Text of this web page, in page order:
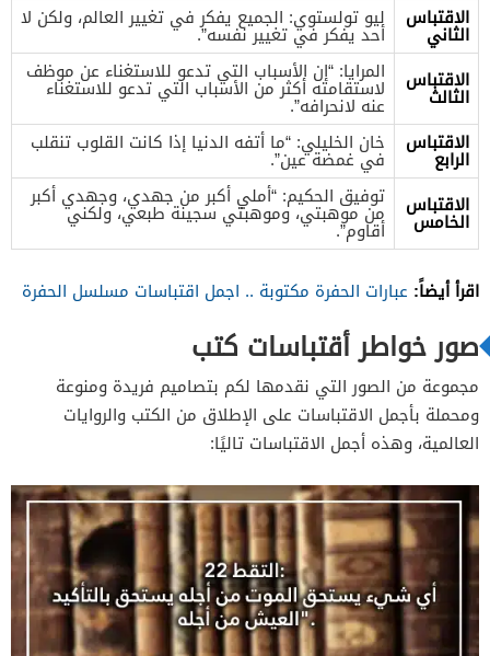
الاقتباس
الثاني
ليو تولستوي: الجميع يفكر في تغيير العالم، ولكن لا
أحد يفكر في تغيير نفسه”.
الاقتباس
الثالث
المرايا: “إن الأسباب التي تدعو للاستغناء عن موظف
لاستقامته أكثر من الأسباب التي تدعو للاستغناء
عنه لانحرافه”.
الاقتباس
الرابع
خان الخليلي: “ما أتفه الدنيا إذا كانت القلوب تنقلب
في غمضة عين”.
الاقتباس
الخامس
توفيق الحكيم: “أملي أكبر من جهدي، وجهدي أكبر
من موهبتي، وموهبتي سجينة طبعي، ولكني
أقاوم”.
اقرأ أيضاً: عبارات الحفرة مكتوبة .. اجمل اقتباسات مسلسل الحفرة
صور خواطر أقتباسات كتب
مجموعة من الصور التي نقدمها لكم بتصاميم فريدة ومنوعة
ومحملة بأجمل الاقتباسات على الإطلاق من الكتب والروايات
العالمية، وهذه أجمل الاقتباسات تاليًا: